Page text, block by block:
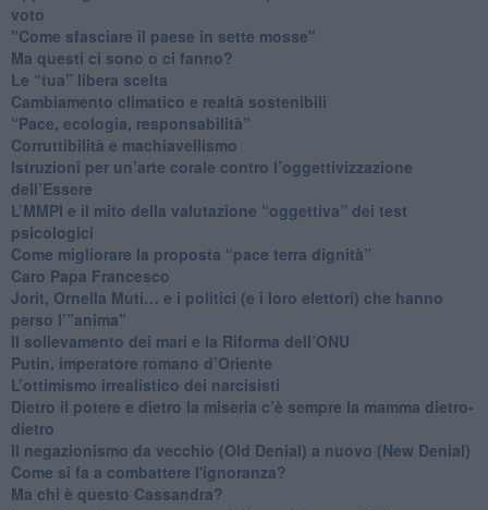
voto
"Come sfasciare il paese in sette mosse"
​Ma questi ci sono o ci fanno?
​Le “tua” libera scelta
Cambiamento climatico e realtà sostenibili
“Pace, ecologia, responsabilità”
​Corruttibilità e machiavellismo
Istruzioni per un’arte corale contro l’oggettivizzazione
dell’Essere
​L’MMPI e il mito della valutazione “oggettiva” dei test
psicologici
Come migliorare la proposta “pace terra dignità”
Caro Papa Francesco
​Jorit, Ornella Muti… e i politici (e i loro elettori) che hanno
perso l’”anima”
​Il sollevamento dei mari e la Riforma dell’ONU
Putin, imperatore romano d’Oriente
​L’ottimismo irrealistico dei narcisisti
​Dietro il potere e dietro la miseria c’è sempre la mamma dietro-
dietro
Il negazionismo da vecchio (Old Denial) a nuovo (New Denial)
Come si fa a combattere l'ignoranza?
Ma chi è questo Cassandra?